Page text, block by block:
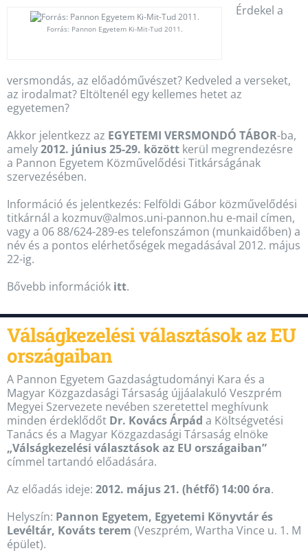
Forrás: Pannon Egyetem Ki-Mit-Tud 2011.
Érdekel a
versmondás, az előadóművészet? Kedveled a verseket,
az irodalmat? Eltöltenél egy kellemes hetet az
egyetemen?
Akkor jelentkezz az EGYETEMI VERSMONDÓ TÁBOR-ba,
amely2012. június 25-29. között kerül megrendezésre
a Pannon Egyetem Közművelődési Titkárságának
szervezésében.
Információ és jelentkezés: Felföldi Gábor közművelődési
titkárnál a kozmuv@almos.uni-pannon.hu e-mail címen,
vagy a 06 88/624-289-es telefonszámon (munkaidőben) a
név és a pontos elérhetőségek megadásával 2012. május
22-ig.
Bővebb információk itt.
Válságkezelési választások az EU
országaiban
A Pannon Egyetem Gazdaságtudományi Kara és a
Magyar Közgazdasági Társaság újjáalakuló Veszprém
Megyei Szervezete nevében szeretettel meghívunk
minden érdeklődőt Dr. Kovács Árpád a Költségvetési
Tanács és a Magyar Közgazdasági Társaság elnöke
„Válságkezelési választások az EU országaiban”
címmel tartandó előadására.
Az előadás ideje: 2012. május 21. (hétfő) 14:00 óra.
Helyszín: Pannon Egyetem, Egyetemi Könyvtár és
Levéltár, Kováts terem (Veszprém, Wartha Vince u. 1. M
épület).